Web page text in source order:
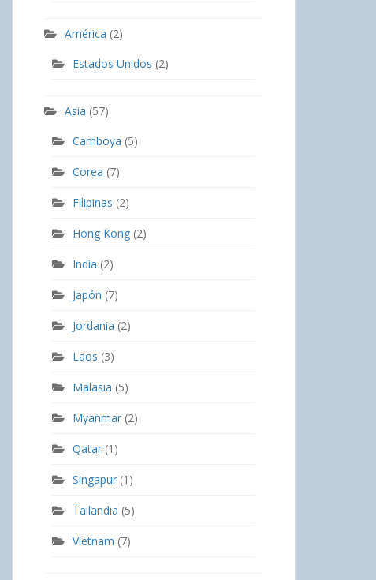
América (2)
Estados Unidos (2)
Asia (57)
Camboya (5)
Corea (7)
Filipinas (2)
Hong Kong (2)
India (2)
Japón (7)
Jordania (2)
Laos (3)
Malasia (5)
Myanmar (2)
Qatar (1)
Singapur (1)
Tailandia (5)
Vietnam (7)